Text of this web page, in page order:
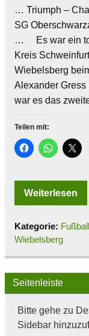
… Triumph –
SG
… Es war ein
Kreis
Wiebelsberg
Alexander
war es das
Teilen mit:
Weiterlesen
Kategorie: Fußball
Wiebelsberg
Seitenleiste
Bitte gehe zu
Sidebar